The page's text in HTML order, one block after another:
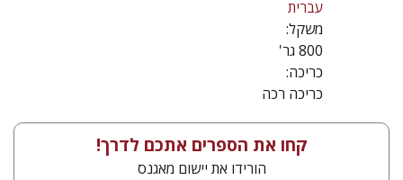
עברית
משקל:
800 גר'
כריכה:
כריכה רכה
קחו את הספרים אתכם לדרך!
הורידו את יישום מאגנס